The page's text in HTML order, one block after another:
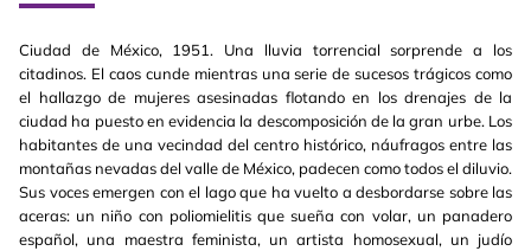
Ciudad de México, 1951. Una lluvia torrencial sorprende a los
citadinos. El caos cunde mientras una serie de sucesos trágicos como
el hallazgo de mujeres asesinadas flotando en los drenajes de la
ciudad ha puesto en evidencia la descomposición de la gran urbe. Los
habitantes de una vecindad del centro histórico, náufragos entre las
montañas nevadas del valle de México, padecen como todos el diluvio.
Sus voces emergen con el lago que ha vuelto a desbordarse sobre las
aceras: un niño con poliomielitis que sueña con volar, un panadero
español, una maestra feminista, un artista homosexual, un judío